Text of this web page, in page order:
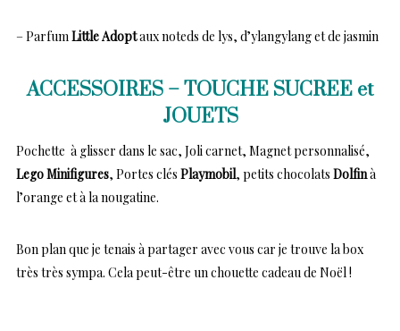
– ParfumLittle Adoptaux noteds de lys, d’ylangylang et de jasmin
ACCESSOIRES – TOUCHE SUCREE et
JOUETS
Pochette à glisser dans le sac, Joli carnet, Magnet personnalisé,
Lego Minifigures, Portes clés Playmobil, petits chocolats Dolfinà
l’orange et à la nougatine.
Bon plan que je tenais à partager avec vous car je trouve la box
très très sympa. Cela peut-être un chouette cadeau de Noël !